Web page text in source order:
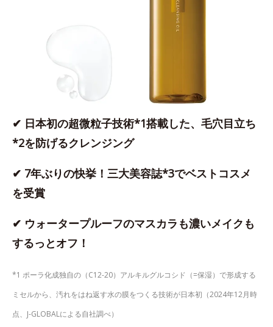
✔ 日本初の超微粒子技術*1搭載した、毛穴目立ち
*2を防げるクレンジング
✔ 7年ぶりの快挙！三大美容誌*3でベストコスメ
を受賞
✔ ウォータープルーフのマスカラも濃いメイクも
するっとオフ！
*1 ポーラ化成独自の（C12-20）アルキルグルコシド（=保湿）で形成する
ミセルから、汚れをはね返す水の膜をつくる技術が日本初（2024年12月時
点、J-GLOBALによる自社調べ）